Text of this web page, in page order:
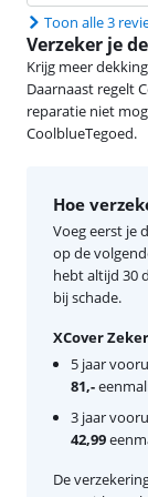
Toon alle 3
Verzeker je
Krijg meer
Daarnaast regelt
reparatie niet
CoolblueTegoed.
Hoe
Voeg eerst je
op de
hebt altijd 30
bij schade.
XCover
5 jaar
81,-
3 jaar
42,99
De